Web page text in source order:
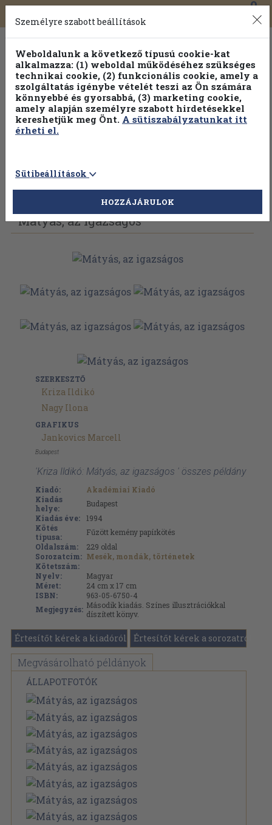
Toggle
navigation
0
Vissza az előző oldalra Válasszon példányt
Mátyás, az igazságos
SZERKESZTŐ
Kriza Ildikó
Nagy Ilona
GRAFIKUS
Jankovics Marcell
Budapest
'Kriza Ildikó: Mátyás, az igazságos ' összes példány
Kiadó:
Akadémiai Kiadó
Kiadás
helye:
Budapest
Kiadás éve:
1994
Kötés
típusa:
Fűzött kemény papírkötés
Oldalszám:
229 oldal
Sorozatcím: Mesék, mondák, történetek
Kötetszám:
Nyelv:
Magyar
Méret:
24 cm x 17 cm
ISBN:
963-05-6750-4
Megjegyzés: Második kiadás. Színes illusztrációkkal
díszített könyv.
Értesítőt kérek a kiadóról Értesítőt kérek a sorozatról
Megvásárolható példányok
ÁLLAPOTFOTÓK
Személyre szabott beállítások
Weboldalunk a következő típusú cookie-kat
alkalmazza: (1) weboldal működéséhez szükséges
technikai cookie, (2) funkcionális cookie, amely a
szolgáltatás igénybe vételét teszi az Ön számára
könnyebbé és gyorsabbá, (3) marketing cookie,
amely alapján személyre szabott hirdetésekkel
kereshetjük meg Önt. A sütiszabályzatunkat itt
érheti el.
Sütibeállítások
HOZZÁJÁRULOK